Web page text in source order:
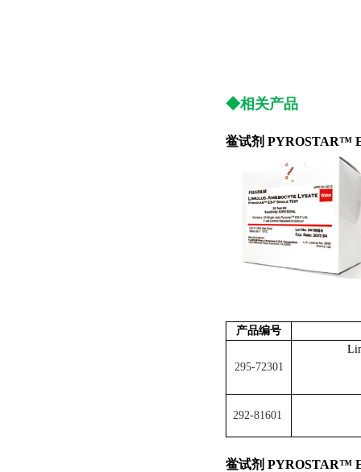
◆相关产品
鲎试剂 PYROSTAR™
产品编号
295-72301
292-81601
鲎试剂 PYROSTAR™